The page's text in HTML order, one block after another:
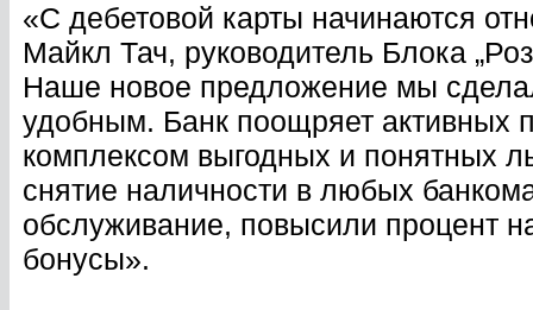
«С дебетовой карты начинаются
Майкл Тач, руководитель Блока
Наше новое предложение мы
удобным. Банк поощряет активных
комплексом выгодных и понятных
снятие наличности в любых
обслуживание, повысили процент
бонусы».